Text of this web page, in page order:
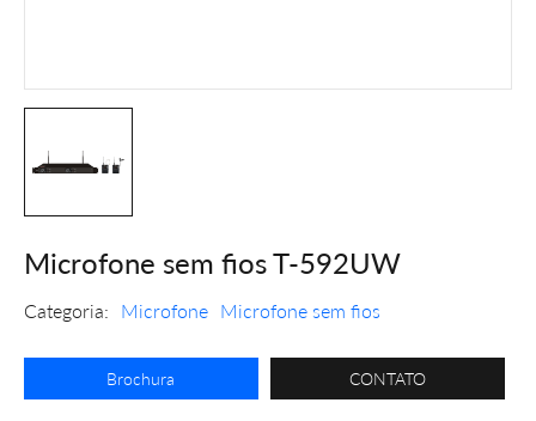
Microfone sem fios T-592UW
Categoria: Microfone Microfone sem fios
Brochura CONTATO